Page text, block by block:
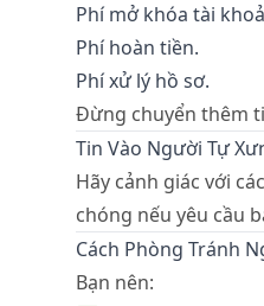
Phí mở khóa tài
Phí hoàn tiền.
Phí xử lý hồ sơ.
Đừng chuyển thêm
Tin Vào Người Tự
Hãy cảnh giác với
chóng nếu yêu cầu
Cách Phòng Tránh
Bạn nên: